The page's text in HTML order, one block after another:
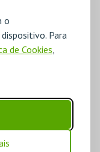
o
Para
de Cookies,